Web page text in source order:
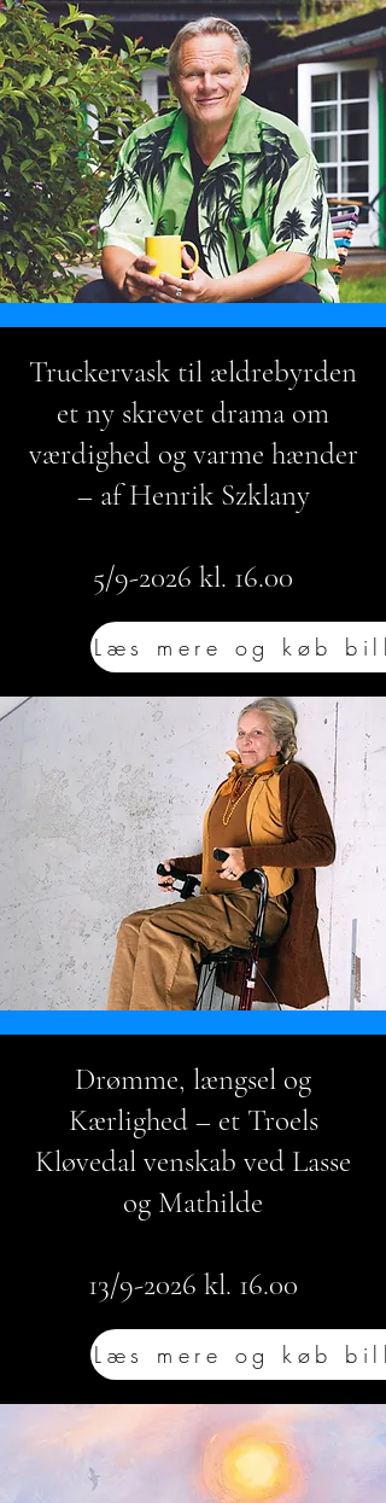
Truckervask til ældrebyrden
et ny skrevet drama om
værdighed og varme hænder
– af Henrik Szklany
5/9-2026 kl. 16.00
Læs mere og køb
Drømme, længsel og
Kærlighed – et Troels
Kløvedal venskab ved Lasse
og Mathilde
13/9-2026 kl. 16.00
Læs mere og køb